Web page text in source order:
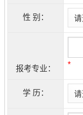
性 别：
报考专业： *
学 历：